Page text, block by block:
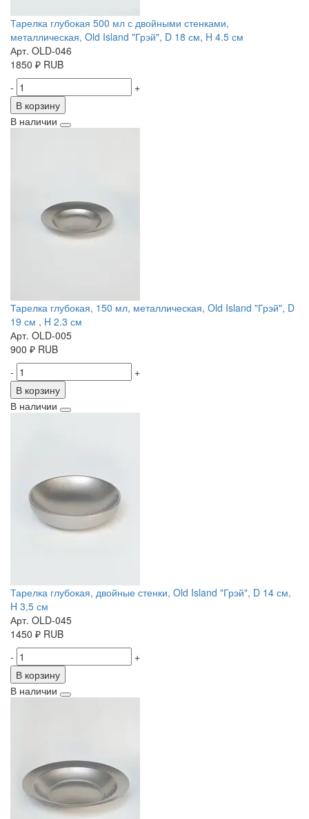
Тарелка глубокая 500 мл с двойными стенками,
металлическая, Old Island "Грэй", D 18 см, H 4.5 см
Арт. OLD-046
1850 ₽ RUB
-
+
В корзину
В наличии
Тарелка глубокая, 150 мл, металлическая, Old Island "Грэй", D
19 см , H 2.3 см
Арт. OLD-005
900 ₽ RUB
-
+
В корзину
В наличии
Тарелка глубокая, двойные стенки, Old Island "Грэй", D 14 см,
H 3,5 см
Арт. OLD-045
1450 ₽ RUB
-
+
В корзину
В наличии